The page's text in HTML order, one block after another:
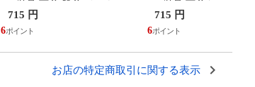
レディース
715 円
6
レディース
715 円
6
お店の特定商取引に関する表示